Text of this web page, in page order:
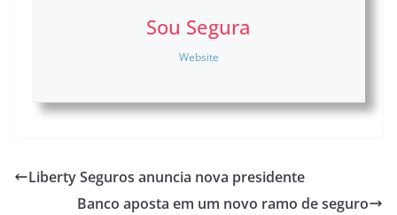
Sou Segura
Website
Liberty Seguros anuncia nova presidente
Banco aposta em um novo ramo de seguro